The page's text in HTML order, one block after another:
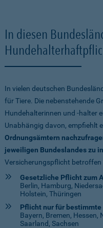
In diesen
In vielen deutschen
für Tiere. Die nebenstehende
Hundehalterinnen und -halter
Unabhängig davon, empfiehlt
Ordnungsämtern
jeweiligen Bundeslandes zu
Versicherungspflicht betroffen
Gesetzliche Pflicht zum
Berlin, Hamburg,
Holstein, Thüringen
Pflicht nur für bestimmte
Bayern, Bremen, Hessen,
Saarland, Sachsen